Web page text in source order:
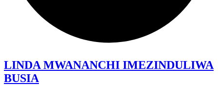
LINDA MWANANCHI IMEZINDULIWA
BUSIA